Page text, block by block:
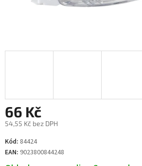
66 Kč
54,55 Kč bez DPH
Měrná
cena:
Kód: 84424
EAN: 9023800844248